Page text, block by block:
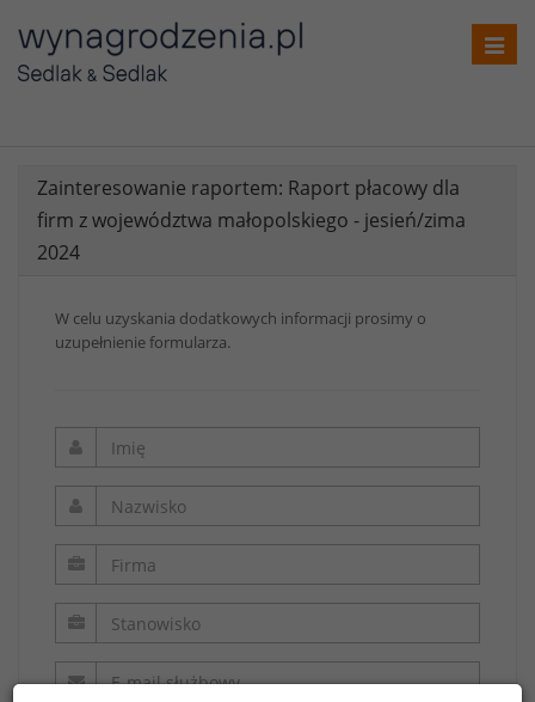
Zainteresowanie raportem: Raport płacowy dla
firm z województwa małopolskiego - jesień/zima
2024
W celu uzyskania dodatkowych informacji prosimy o
uzupełnienie formularza.